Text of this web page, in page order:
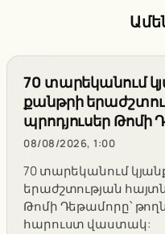
70 տարեկանում
քանթրի
պրոդյուսեր Թոմի
08/08/2026, 1:00
70 տարեկանում
երաժշտության
Թոմի Դեթամորը՝
հարուստ վաստակ: